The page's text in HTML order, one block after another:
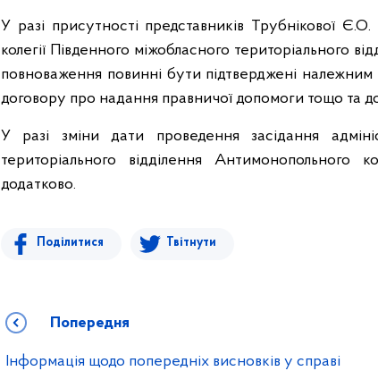
У разі присутності представників Трубнікової
колегії Південного міжобласного територіального
повноваження повинні бути підтверджені належним
договору про надання правничої допомоги тощо та
У разі зміни дати проведення засідання
територіального відділення
додатково.
Поділитися Твітнути
Попередня
Інформація щодо попередніх висновків у справі